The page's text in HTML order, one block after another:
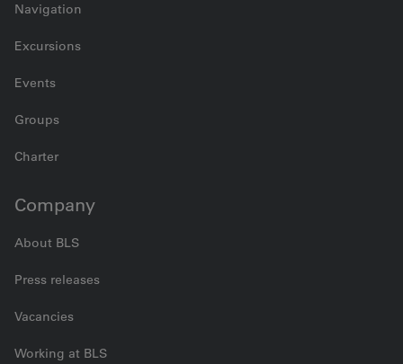
Navigation
Excursions
Events
Groups
Charter
Company
About BLS
Press releases
Vacancies
Working at BLS